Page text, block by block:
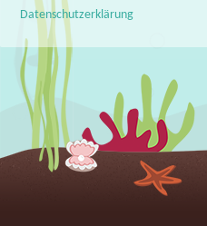
Datenschutzerklärung